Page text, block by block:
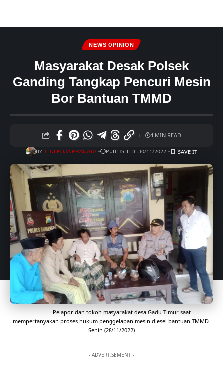
NEWS OPINION
Masyarakat Desak Polsek
Ganding Tangkap Pencuri Mesin
Bor Bantuan TMMD
BYDENI PUJA PRANATA PUBLISHED: 30/11/2022
4 MIN READ
Pelapor dan tokoh masyarakat desa Gadu Timur saat
mempertanyakan proses hukum penggelapan mesin diesel bantuan TMMD.
Senin (28/11/2022)
- ADVERTISEMENT -